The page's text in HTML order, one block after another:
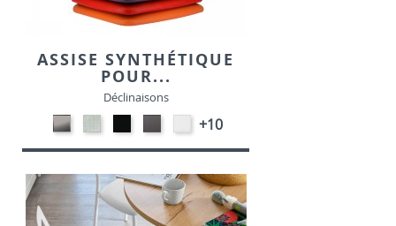
ASSISE SYNTHÉTIQUE
POUR...
Déclinaisons
CARBON
LOOK-
SIMILI
ALU-
SIMILI
NOIR-
SIMILI
GRIS-
SIMILI
EKOS
BLANC-
SIMILI
+10